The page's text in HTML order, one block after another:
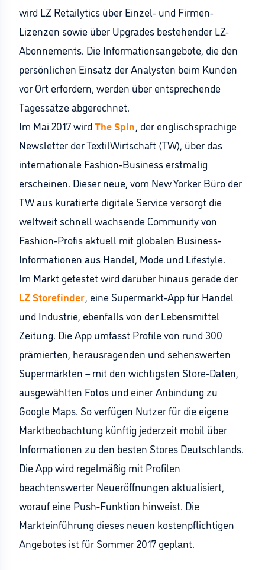
wird LZ Retailytics über Einzel- und Firmen-
Lizenzen sowie über Upgrades bestehender LZ-
Abonnements. Die Informationsangebote, die den
persönlichen Einsatz der Analysten beim Kunden
vor Ort erfordern, werden über entsprechende
Tagessätze abgerechnet.
Im Mai 2017 wird The Spin, der englischsprachige
Newsletter der TextilWirtschaft (TW), über das
internationale Fashion-Business erstmalig
erscheinen. Dieser neue, vom New Yorker Büro der
TW aus kuratierte digitale Service versorgt die
weltweit schnell wachsende Community von
Fashion-Profis aktuell mit globalen Business-
Informationen aus Handel, Mode und Lifestyle.
Im Markt getestet wird darüber hinaus gerade der
LZ Storefinder, eine Supermarkt-App für Handel
und Industrie, ebenfalls von der Lebensmittel
Zeitung. Die App umfasst Profile von rund 300
prämierten, herausragenden und sehenswerten
Supermärkten – mit den wichtigsten Store-Daten,
ausgewählten Fotos und einer Anbindung zu
Google Maps. So verfügen Nutzer für die eigene
Marktbeobachtung künftig jederzeit mobil über
Informationen zu den besten Stores Deutschlands.
Die App wird regelmäßig mit Profilen
beachtenswerter Neueröffnungen aktualisiert,
worauf eine Push-Funktion hinweist. Die
Markteinführung dieses neuen kostenpflichtigen
Angebotes ist für Sommer 2017 geplant.